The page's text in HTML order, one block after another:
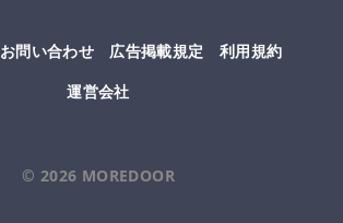
お問い合わせ 広告掲載規定
利用規約
運営会社
© 2026 MOREDOOR